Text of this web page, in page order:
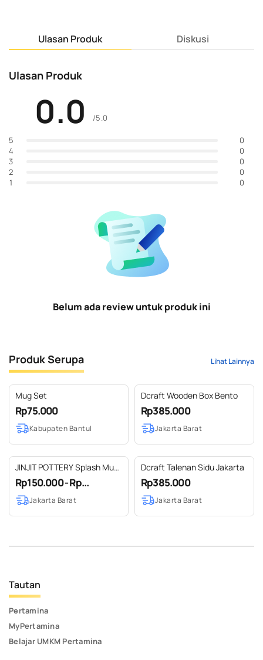
Ulasan Produk Diskusi
Ulasan Produk
0.0 /5.0
5
0
4
0
3
0
2
0
1
0
Belum ada review untuk produk ini
Produk Serupa Lihat Lainnya
Mug Set
Rp75.000
Kabupaten Bantul
Dcraft Wooden Box Bento
Rp385.000
Jakarta Barat
JINJIT POTTERY Splash Mug
Gelas Keramik Putih - size M
Rp150.000 - Rp...
Jakarta Barat
Dcraft Talenan Sidu Jakarta
Rp385.000
Jakarta Barat
Tautan
Pertamina
MyPertamina
Belajar UMKM Pertamina